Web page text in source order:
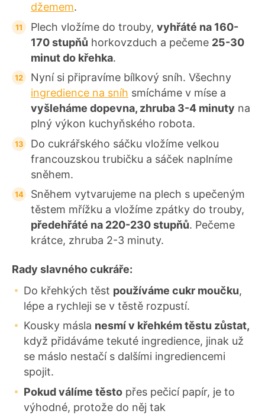
džemem.
Plech vložíme do trouby, vyhřáté na 160-
170 stupňů horkovzduch a pečeme 25-30
minut do křehka.
Nyní si připravíme bílkový sníh. Všechny
ingredience na sníh smícháme v míse a
vyšleháme dopevna, zhruba 3-4 minuty na
plný výkon kuchyňského robota.
Do cukrářského sáčku vložíme velkou
francouzskou trubičku a sáček naplníme
sněhem.
Sněhem vytvarujeme na plech s upečeným
těstem mřížku a vložíme zpátky do trouby,
předehřáté na 220-230 stupňů. Pečeme
krátce, zhruba 2-3 minuty.
Rady slavného cukráře:
Do křehkých těst používáme cukr moučku,
lépe a rychleji se v těstě rozpustí.
Kousky másla nesmí v křehkém těstu zůstat,
když přidáváme tekuté ingredience, jinak už
se máslo nestačí s dalšími ingrediencemi
spojit.
Pokud válíme těsto přes pečicí papír, je to
výhodné, protože do něj tak